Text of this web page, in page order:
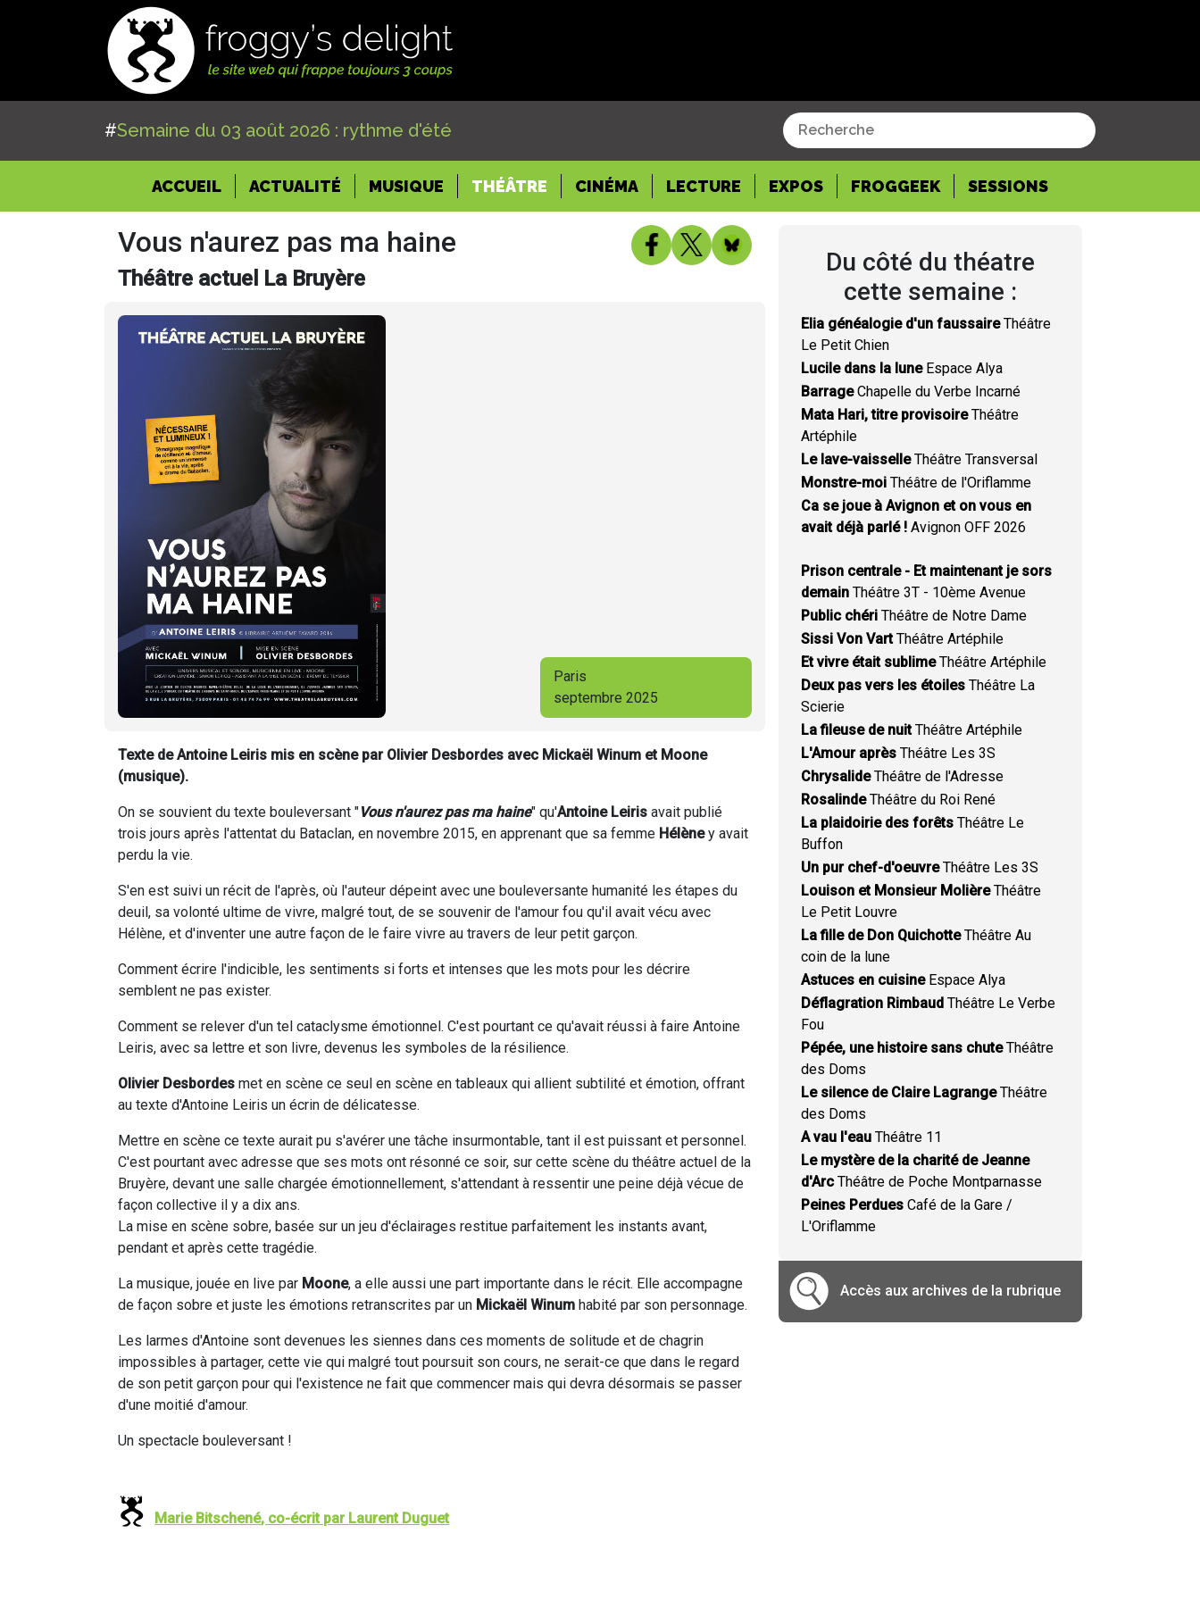
#Semaine du 03 août 2026 : rythme d'été
ACCUEIL(CURRENT)
ACTUALITÉ MUSIQUE THÉÂTRE CINÉMA LECTURE EXPOS FROGGEEK SESSIONS
Vous n'aurez pas ma haine
Théâtre actuel La Bruyère
Paris
septembre 2025
Texte de Antoine Leiris mis en scène par Olivier Desbordes avec Mickaël Winum et Moone
(musique).
On se souvient du texte bouleversant "Vous n'aurez pas ma haine" qu'Antoine Leiris avait publié
trois jours après l'attentat du Bataclan, en novembre 2015, en apprenant que sa femme Hélèney avait
perdu la vie.
S'en est suivi un récit de l'après, où l'auteur dépeint avec une bouleversante humanité les étapes du
deuil, sa volonté ultime de vivre, malgré tout, de se souvenir de l'amour fou qu'il avait vécu avec
Hélène, et d'inventer une autre façon de le faire vivre au travers de leur petit garçon.
Comment écrire l'indicible, les sentiments si forts et intenses que les mots pour les décrire
semblent ne pas exister.
Comment se relever d'un tel cataclysme émotionnel. C'est pourtant ce qu'avait réussi à faire Antoine
Leiris, avec sa lettre et son livre, devenus les symboles de la résilience.
Olivier Desbordes met en scène ce seul en scène en tableaux qui allient subtilité et émotion, offrant
au texte d'Antoine Leiris un écrin de délicatesse.
Mettre en scène ce texte aurait pu s'avérer une tâche insurmontable, tant il est puissant et personnel.
C'est pourtant avec adresse que ses mots ont résonné ce soir, sur cette scène du théâtre actuel de la
Bruyère, devant une salle chargée émotionnellement, s'attendant à ressentir une peine déjà vécue de
façon collective il y a dix ans.
La mise en scène sobre, basée sur un jeu d'éclairages restitue parfaitement les instants avant,
pendant et après cette tragédie.
La musique, jouée en live par Moone, a elle aussi une part importante dans le récit. Elle accompagne
de façon sobre et juste les émotions retranscrites par un Mickaël Winum habité par son personnage.
Les larmes d'Antoine sont devenues les siennes dans ces moments de solitude et de chagrin
impossibles à partager, cette vie qui malgré tout poursuit son cours, ne serait-ce que dans le regard
de son petit garçon pour qui l'existence ne fait que commencer mais qui devra désormais se passer
d'une moitié d'amour.
Un spectacle bouleversant !
Marie Bitschené, co-écrit par Laurent Duguet
Du côté du théatre
cette semaine :
Elia généalogie d'un faussaireThéâtre
Le Petit Chien
Lucile dans la luneEspace Alya
BarrageChapelle du Verbe Incarné
Mata Hari, titre provisoireThéâtre
Artéphile
Le lave-vaisselleThéâtre Transversal
Monstre-moi Théâtre de l'Oriflamme
Ca se joue à Avignon et on vous en
avait déjà parlé ! Avignon OFF 2026
Prison centrale - Et maintenant je sors
demain Théâtre 3T - 10ème Avenue
Public chéri Théâtre de Notre Dame
Sissi Von VartThéâtre Artéphile
Et vivre était sublimeThéâtre Artéphile
Deux pas vers les étoiles Théâtre La
Scierie
La fileuse de nuitThéâtre Artéphile
L'Amour après Théâtre Les 3S
ChrysalideThéâtre de l'Adresse
RosalindeThéâtre du Roi René
La plaidoirie des forêts Théâtre Le
Buffon
Un pur chef-d'oeuvreThéâtre Les 3S
Louison et Monsieur MolièreThéâtre
Le Petit Louvre
La fille de Don QuichotteThéâtre Au
coin de la lune
Astuces en cuisineEspace Alya
Déflagration Rimbaud Théâtre Le Verbe
Fou
Pépée, une histoire sans chuteThéâtre
des Doms
Le silence de Claire LagrangeThéâtre
des Doms
A vau l'eau Théâtre 11
Le mystère de la charité de Jeanne
d'Arc Théâtre de Poche Montparnasse
Peines Perdues Café de la Gare /
L'Oriflamme
Accès aux archives de la rubrique